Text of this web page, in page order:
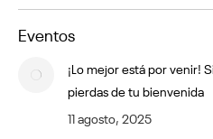
Eventos
¡Lo mejor está por venir!
pierdas de tu bienvenida
11 agosto, 2025